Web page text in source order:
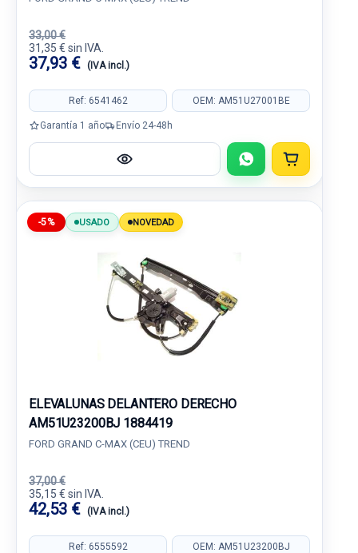
33,00 €
31,35 € sin IVA.
37,93 € (IVA incl.)
Ref: 6541462 OEM: AM51U27001BE
Garantía 1 año Envío 24-48h
-5% USADO NOVEDAD
ELEVALUNAS DELANTERO DERECHO
AM51U23200BJ 1884419
FORD GRAND C-MAX (CEU) TREND
37,00 €
35,15 € sin IVA.
42,53 € (IVA incl.)
Ref: 6555592 OEM: AM51U23200BJ